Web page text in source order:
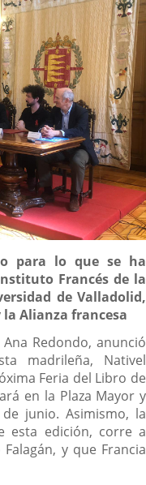
para lo que se ha
Francés de la
de Valladolid,
la Alianza francesa
Redondo, anunció
madrileña, Nativel
Feria del Libro de
en la Plaza Mayor y
junio. Asimismo, la
esta edición, corre a
y que Francia